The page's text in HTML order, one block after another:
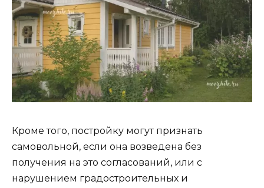
Кроме того, постройку могут признать
самовольной, если она возведена без
получения на это согласований, или с
нарушением градостроительных и